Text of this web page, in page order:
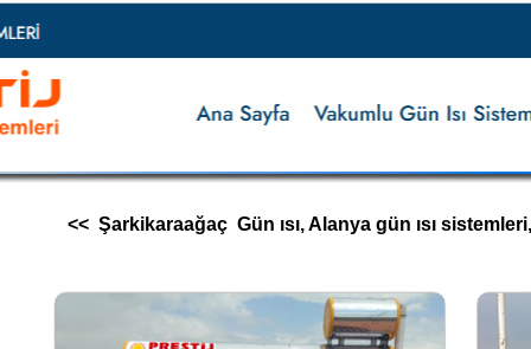
<< Şarkikaraağaç Gün ısı, Alanya gün ısı sistemleri,